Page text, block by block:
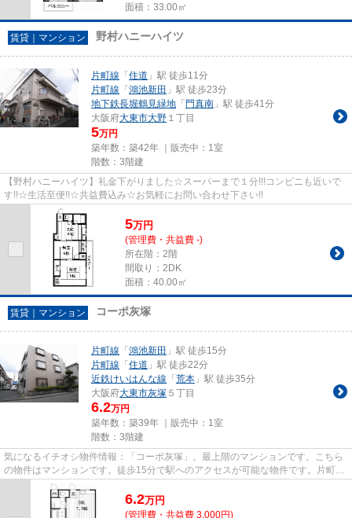
面積：33.00㎡
賃貸｜マンション 野村ハニーハイツ
片町線 「 住道 」駅 徒歩11分
片町線 「 鴻池新田 」駅 徒歩23分
地下鉄長堀鶴見緑地 「 門真南 」駅 徒歩41分
大阪府大東市大野 １丁目
5万円
築年数：築42年 ｜販売中： 1室
階数：3階建
【野村ハニーハイツ】礼金下がりました☆スーパーまで１分!!!コンビニも近いで
す!!☆生活至便!!☆共益費込み☆お気軽にお問い合わせ下さい!!
5万円
(管理費・共益費 -)
所在階：2階
間取り：2DK
面積：40.00㎡
賃貸｜マンション コーポ灰塚
片町線 「 鴻池新田 」駅 徒歩15分
片町線 「 住道 」駅 徒歩22分
近鉄けいはんな線 「 荒本 」駅 徒歩35分
大阪府大東市灰塚 ５丁目
6.2万円
築年数：築39年 ｜販売中： 1室
階数：3階建
気になるイチオシ物件情報：「コーポ灰塚」。最上階のマンションです。こちら
の物件はマンションです。徒歩15分で駅へのアクセスが可能な物件です。片町線
鴻池新田近くの物件情報は、...
6.2万円
(管理費・共益費 3,000円)